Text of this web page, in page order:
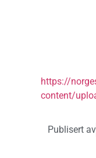
https://
content/
Publisert av